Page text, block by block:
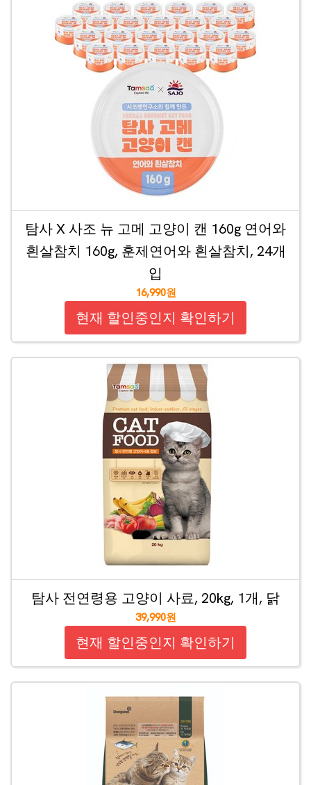
탐사 X 사조 뉴 고메 고양이 캔 160g 연어와
흰살참치 160g, 훈제연어와 흰살참치, 24개
입
16,990원
현재 할인중인지 확인하기
탐사 전연령용 고양이 사료, 20kg, 1개, 닭
39,990원
현재 할인중인지 확인하기